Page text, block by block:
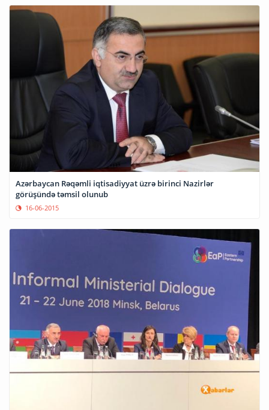
Azərbaycan Rəqəmli iqtisadiyyat üzrə birinci Nazirlər
görüşündə təmsil olunub
16-06-2015